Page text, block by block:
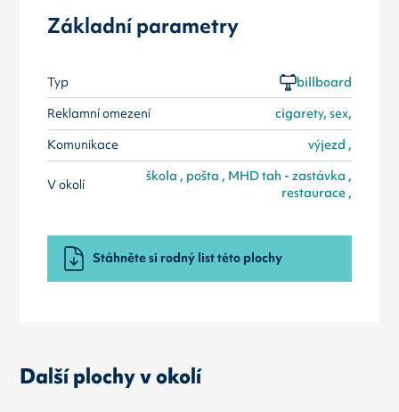
Základní parametry
Typ
billboard
Reklamní omezení
cigarety, sex,
Komunikace
výjezd ,
V okolí
škola , pošta , MHD tah - zastávka ,
restaurace ,
Stáhněte si rodný list této plochy
Další plochy v okolí